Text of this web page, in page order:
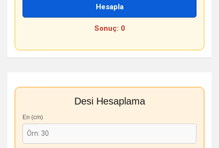
Hesapla
Sonuç: 0
Desi Hesaplama
En (cm)